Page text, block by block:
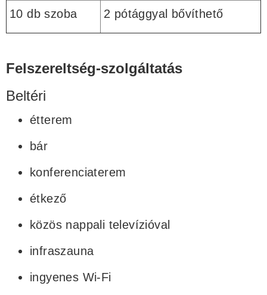
10 db szoba 2 pótággyal bővíthető
Felszereltség-szolgáltatás
Beltéri
étterem
bár
konferenciaterem
étkező
közös nappali televízióval
infraszauna
ingyenes Wi-Fi